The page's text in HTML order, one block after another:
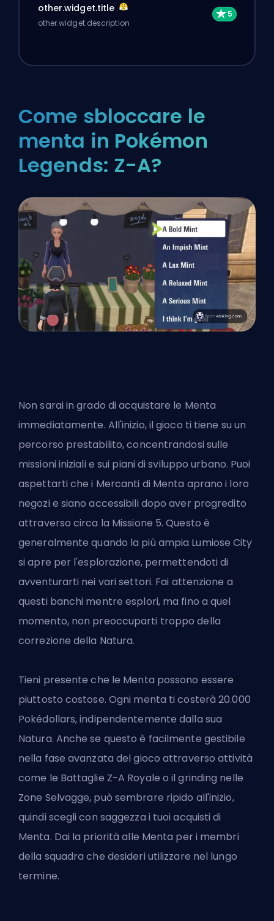
other.widget.title
other.widget.description
Come sbloccare le
menta in Pokémon
Legends: Z-A?
Non sarai in grado di acquistare le Menta
immediatamente. All'inizio, il gioco ti tiene su un
percorso prestabilito, concentrandosi sulle
missioni iniziali e sui piani di sviluppo urbano. Puoi
aspettarti che i Mercanti di Menta aprano i loro
negozi e siano accessibili dopo aver progredito
attraverso circa la Missione 5. Questo è
generalmente quando la più ampia Lumiose City
si apre per l'esplorazione, permettendoti di
avventurarti nei vari settori. Fai attenzione a
questi banchi mentre esplori, ma fino a quel
momento, non preoccuparti troppo della
correzione della Natura.
Tieni presente che le Menta possono essere
piuttosto costose. Ogni menta ti costerà 20.000
Pokédollars, indipendentemente dalla sua
Natura. Anche se questo è facilmente gestibile
nella fase avanzata del gioco attraverso attività
come le Battaglie Z-A Royale o il grinding nelle
Zone Selvagge, può sembrare ripido all'inizio,
quindi scegli con saggezza i tuoi acquisti di
Menta. Dai la priorità alle Menta per i membri
della squadra che desideri utilizzare nel lungo
termine.